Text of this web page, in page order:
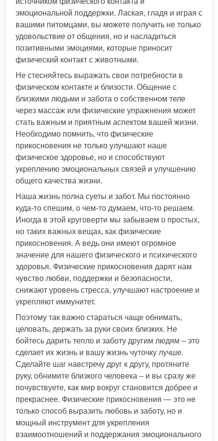
эмоциональной поддержки. Лаская, гладя и играя с
вашими питомцами, вы можете получить не только
удовольствие от общения, но и насладиться
позитивными эмоциями, которые приносит
физический контакт с животными.
Не стесняйтесь выражать свои потребности в
физическом контакте и близости. Общение с
близкими людьми и забота о собственном теле
через массаж или физические упражнения может
стать важным и приятным аспектом вашей жизни.
Необходимо помнить, что физические
прикосновения не только улучшают наше
физическое здоровье, но и способствуют
укреплению эмоциональных связей и улучшению
общего качества жизни.
Наша жизнь полна суеты и забот. Мы постоянно
куда-то спешим, о чем-то думаем, что-то решаем.
Иногда в этой круговерти мы забываем о простых,
но таких важных вещах, как физические
прикосновения. А ведь они имеют огромное
значение для нашего физического и психического
здоровья. Физические прикосновения дарят нам
чувство любви, поддержки и безопасности,
снижают уровень стресса, улучшают настроение и
укрепляют иммунитет.
Поэтому так важно стараться чаще обнимать,
целовать, держать за руки своих близких. Не
бойтесь дарить тепло и заботу другим людям – это
сделает их жизнь и вашу жизнь чуточку лучше.
Сделайте шаг навстречу друг к другу, протяните
руку, обнимите близкого человека – и вы сразу же
почувствуете, как мир вокруг становится добрее и
прекраснее. Физические прикосновения — это не
только способ выразить любовь и заботу, но и
мощный инструмент для укрепления
взаимоотношений и поддержания эмоционального